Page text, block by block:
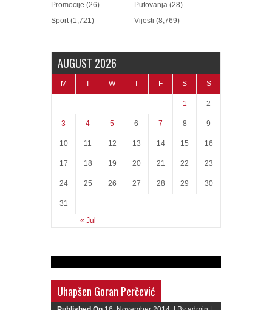
Promocije (26) Putovanja (28)
Sport(1,721) Vijesti (8,769)
AUGUST 2026
M T W T F S S
« Jul
1 2
3 4 5 6 7 8 9
10 11 12 13 14 15 16
17 18 19 20 21 22 23
24 25 26 27 28 29 30
31
Uhapšen Goran Perčević